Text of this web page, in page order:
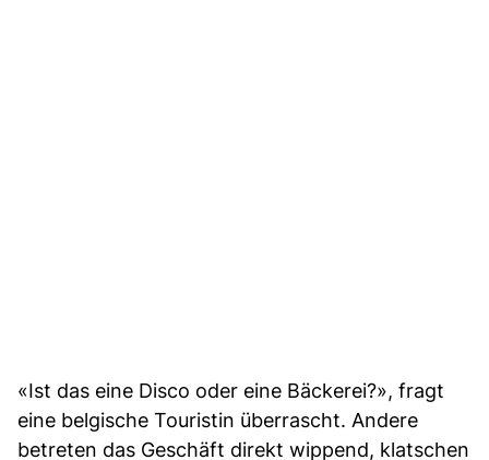
«Ist das eine Disco oder eine Bäckerei?», fragt
eine belgische Touristin überrascht. Andere
betreten das Geschäft direkt wippend, klatschen